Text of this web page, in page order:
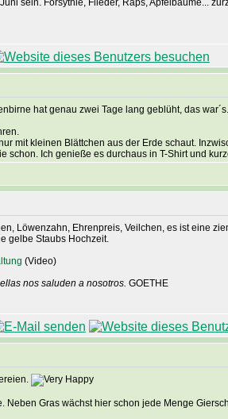
sein. Forsythie, Flieder, Raps, Apfelbäume...
hat genau zwei Tage lang geblüht, das
mit kleinen Blättchen aus der Erde schaut.
Ich genieße es durchaus in T-Shirt und
Löwenzahn, Ehrenpreis, Veilchen, es ist eine
gelbe Staubs Hochzeit.
(Video)
nos saluden a nosotros. GOETHE
Gras wächst hier schon jede Menge